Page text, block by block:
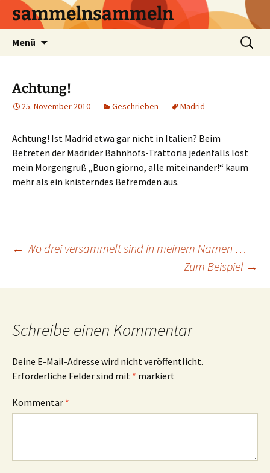
sammelnsammeln
Menü
Suchen
nach:
Achtung!
25. November 2010 Geschrieben Madrid
Achtung! Ist Madrid etwa gar nicht in Italien? Beim
Betreten der Madrider Bahnhofs-Trattoria jedenfalls löst
mein Morgengruß „Buon giorno, alle miteinander!“ kaum
mehr als ein knisterndes Befremden aus.
Beitrags-
Navigation
← Wo drei versammelt sind in meinem Namen …
Zum Beispiel →
Schreibe einen Kommentar
Deine E-Mail-Adresse wird nicht veröffentlicht.
Erforderliche Felder sind mit * markiert
Kommentar *